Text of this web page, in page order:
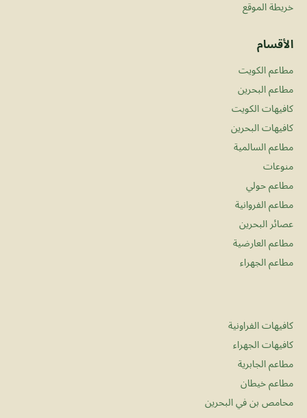
خريطة الموقع
الأقسام
مطاعم الكويت
مطاعم البحرين
كافيهات الكويت
كافيهات البحرين
مطاعم السالمية
منوعات
مطاعم حولي
مطاعم الفروانية
عصائر البحرين
مطاعم العارضية
مطاعم الجهراء
كافيهات الفراونية
كافيهات الجهراء
مطاعم الجابرية
مطاعم خيطان
محامص بن في البحرين